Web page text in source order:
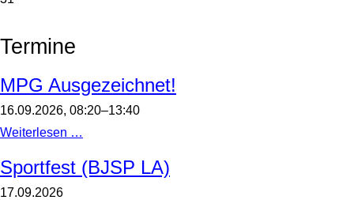
Termine
MPG Ausgezeichnet!
16.09.2026, 08:20–13:40
Weiterlesen …
Sportfest (BJSP LA)
17.09.2026